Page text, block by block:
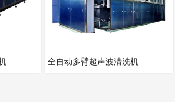
全自动多臂超声波清洗机